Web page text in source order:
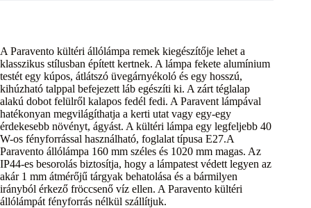
A Paravento kültéri állólámpa remek kiegészítője lehet a
klasszikus stílusban épített kertnek. A lámpa fekete alumínium
testét egy kúpos, átlátszó üvegárnyékoló és egy hosszú,
kihúzható talppal befejezett láb egészíti ki. A zárt téglalap
alakú dobot felülről kalapos fedél fedi. A Paravent lámpával
hatékonyan megvilágíthatja a kerti utat vagy egy-egy
érdekesebb növényt, ágyást. A kültéri lámpa egy legfeljebb 40
W-os fényforrással használható, foglalat típusa E27.A
Paravento állólámpa 160 mm széles és 1020 mm magas. Az
IP44-es besorolás biztosítja, hogy a lámpatest védett legyen az
akár 1 mm átmérőjű tárgyak behatolása és a bármilyen
irányból érkező fröccsenő víz ellen. A Paravento kültéri
állólámpát fényforrás nélkül szállítjuk.